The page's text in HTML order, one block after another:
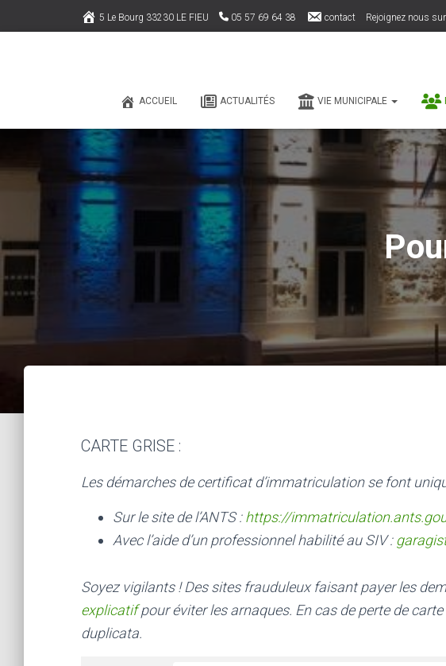
5 Le Bourg 33230 LE FIEU 05 57 69 64 38 contact Rejoignez nous
ACCUEIL ACTUALITÉS VIE MUNICIPALE
CARTE GRISE :
Les démarches de certificat d’immatriculation se font
Sur le site de l’ANTS :https://
Avec l’aide d’un professionnel habilité au SIV :
Soyez vigilants ! Des sites frauduleux faisant payer les
explicatifpour éviter les arnaques. En cas de perte de
duplicata.